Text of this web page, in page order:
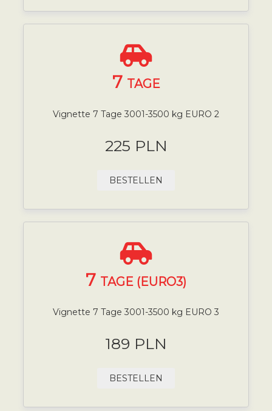
7 TAGE
Vignette 7 Tage 3001-3500 kg EURO 2
225 PLN
BESTELLEN
7 TAGE (EURO3)
Vignette 7 Tage 3001-3500 kg EURO 3
189 PLN
BESTELLEN